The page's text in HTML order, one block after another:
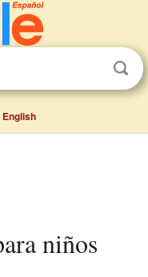
English
niños